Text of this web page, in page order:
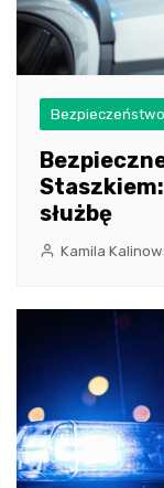
Bezpieczeństwo
służbę
Kamila